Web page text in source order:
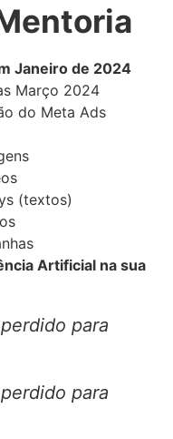
Janeiro de 2024
Março 2024
do Meta Ads
(textos)
Artificial na sua
para
para